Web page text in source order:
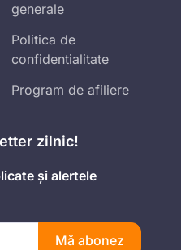
generale
Politica de
confidentialitate
Program de afiliere
zilnic!
și alertele
Mă abonez